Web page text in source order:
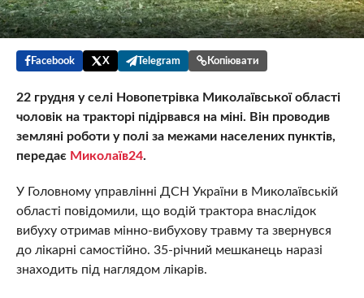
Facebook X Telegram Копіювати
22 грудня у селі Новопетрівка Миколаївської області
чоловік на тракторі підірвався на міні. Він проводив
земляні роботи у полі за межами населених пунктів,
передає Миколаїв24.
У Головному управлінні ДСН України в Миколаївській
області повідомили, що водій трактора внаслідок
вибуху отримав мінно-вибухову травму та звернувся
до лікарні самостійно. 35-річний мешканець наразі
знаходить під наглядом лікарів.